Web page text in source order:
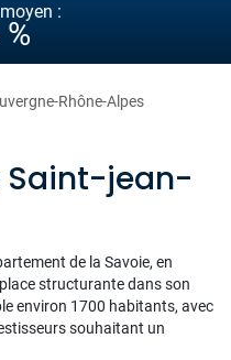
:
Rhône-Alpes
Saint-jean-
de la Savoie, en
structurante dans son
environ 1700 habitants, avec
souhaitant un